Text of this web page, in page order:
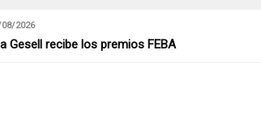
2026
Gesell recibe los premios FEBA